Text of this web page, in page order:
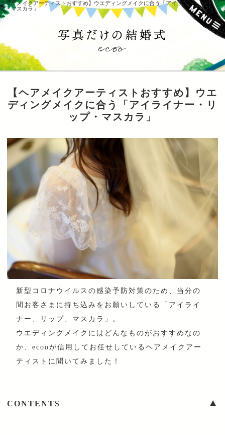
【ヘアメイクアーティストおすすめ】ウエディングメイクに合う「アイライナー・リッ
プ・マスカラ」
【ヘアメイクアーティストおすすめ】ウエ
ディングメイクに合う「アイライナー・リ
ップ・マスカラ」
新型コロナウイルスの感染予防対策のため、当分の
間お客さまに持ち込みをお願いしている「アイライ
ナー、リップ、マスカラ」。
ウエディングメイクにはどんなものがおすすめなの
か、ecooが信用してお任せしているヘアメイクアー
ティストに聞いてみました！
CONTENTS ▼